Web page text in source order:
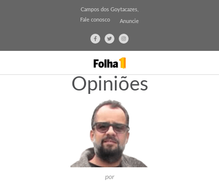
Campos dos Goytacazes,
Fale conosco
Anuncie
Opiniões
por